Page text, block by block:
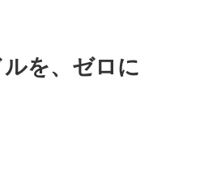
を、ゼロに